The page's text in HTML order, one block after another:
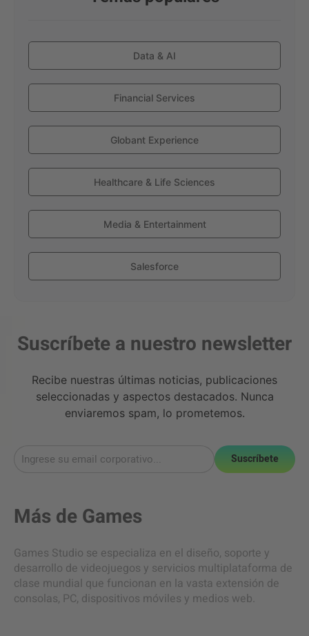
Data & AI
Financial Services
Globant Experience
Healthcare & Life Sciences
Media & Entertainment
Salesforce
Suscríbete a nuestro newsletter
Recibe nuestras últimas noticias, publicaciones
seleccionadas y aspectos destacados. Nunca
enviaremos spam, lo prometemos.
Suscríbete
Más deGames
Games Studio se especializa en el diseño, soporte y
desarrollo de videojuegos y servicios multiplataforma de
clase mundial que funcionan en la vasta extensión de
consolas, PC, dispositivos móviles y medios web.